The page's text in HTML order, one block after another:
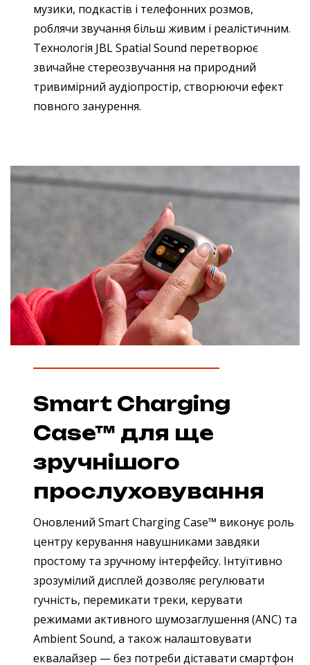
музики, подкастів і телефонних розмов,
роблячи звучання більш живим і реалістичним.
Технологія JBL Spatial Sound перетворює
звичайне стереозвучання на природний
тривимірний аудіопростір, створюючи ефект
повного занурення.
Smart Charging
Case™ для ще
зручнішого
прослуховування
Оновлений Smart Charging Case™ виконує роль
центру керування навушниками завдяки
простому та зручному інтерфейсу. Інтуїтивно
зрозумілий дисплей дозволяє регулювати
гучність, перемикати треки, керувати
режимами активного шумозаглушення (ANC) та
Ambient Sound, а також налаштовувати
еквалайзер — без потреби діставати смартфон